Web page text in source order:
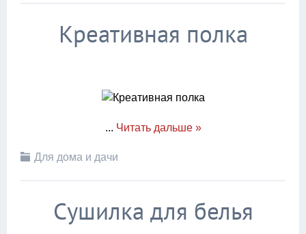
Креативная полка
... Читать дальше »
Для дома и дачи
Сушилка для белья